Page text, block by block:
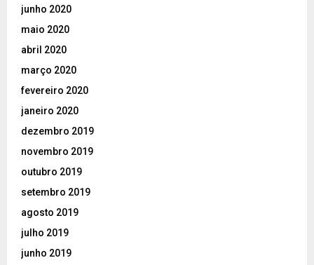
junho 2020
maio 2020
abril 2020
março 2020
fevereiro 2020
janeiro 2020
dezembro 2019
novembro 2019
outubro 2019
setembro 2019
agosto 2019
julho 2019
junho 2019